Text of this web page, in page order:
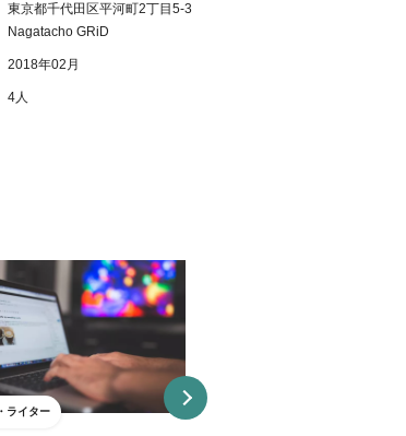
東京都千代田区平河町2丁目5-3
Nagatacho GRiD
2018年02月
4人
ライター